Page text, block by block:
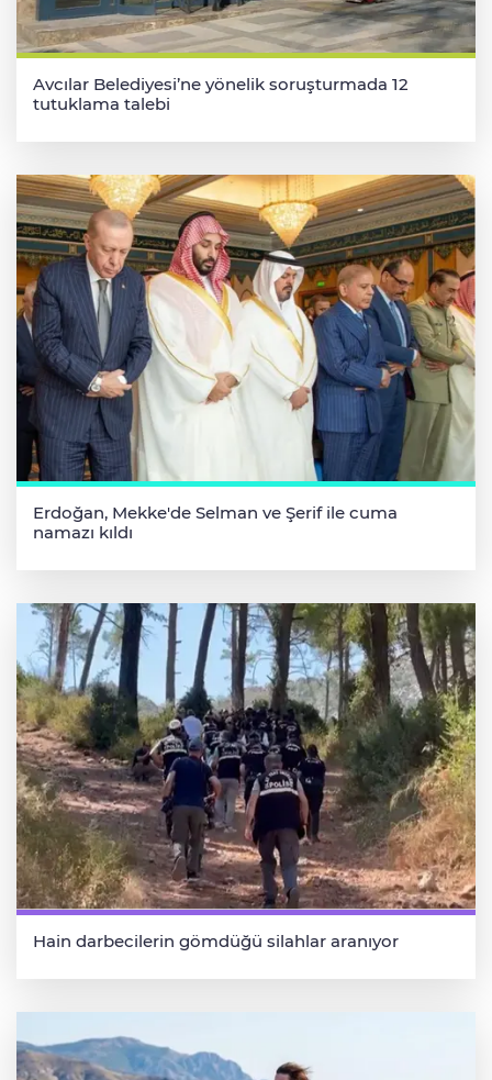
Avcılar Belediyesi’ne yönelik soruşturmada 12
tutuklama talebi
Erdoğan, Mekke'de Selman ve Şerif ile cuma
namazı kıldı
Hain darbecilerin gömdüğü silahlar aranıyor